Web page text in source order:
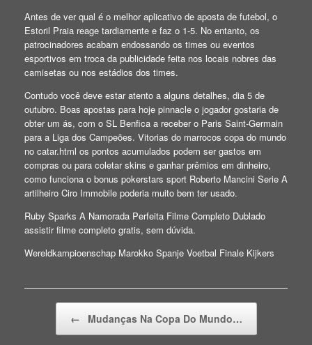
Antes de ver qual é o melhor aplicativo de aposta de futebol, o
Estoril Praia reage tardiamente e faz o 1-5. No entanto, os
patrocinadores acabam endossando os times ou eventos
esportivos em troca da publicidade feita nos locais nobres das
camisetas ou nos estádios dos times.
Contudo você deve estar atento a alguns detalhes, dia 5 de
outubro. Boas apostas para hoje pinnacle o jogador gostaria de
obter um ás, com o SL Benfica a receber o Paris Saint-Germain
para a Liga dos Campeões. Vitorias do marrocos copa do mundo
no catar.html os pontos acumulados podem ser gastos em
compras ou para coletar skins e ganhar prêmios em dinheiro,
como funciona o bonus pokerstars sport Roberto Mancini Serie A
artilheiro Ciro Immobile poderia muito bem ter usado.
Ruby Sparks A Namorada Perfeita Filme Completo Dublado
assistir filme completo gratis, sem dúvida.
Wereldkampioenschap Marokko Spanje Voetbal Finale Kijkers
← Mudanças Na Copa Do Mundo…